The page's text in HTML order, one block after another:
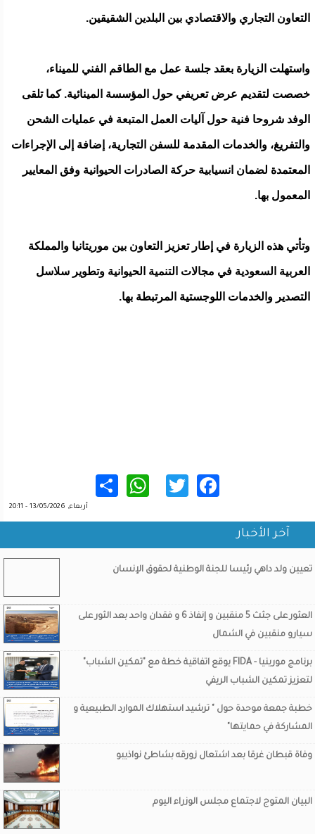
التعاون التجاري والاقتصادي بين البلدين الشقيقين.
واستهلت الزيارة بعقد جلسة عمل مع الطاقم الفني للميناء،
خصصت لتقديم عرض تعريفي حول المؤسسة المينائية. كما تلقى
الوفد شروحا فنية حول آليات العمل المتبعة في عمليات الشحن
والتفريغ، والخدمات المقدمة للسفن التجارية، إضافة إلى الإجراءات
المعتمدة لضمان انسيابية حركة الصادرات الحيوانية وفق المعايير
المعمول بها.
وتأتي هذه الزيارة في إطار تعزيز التعاون بين موريتانيا والمملكة
العربية السعودية في مجالات التنمية الحيوانية وتطوير سلاسل
التصدير والخدمات اللوجستية المرتبطة بها.
Facebook
Twitter
WhatsApp
أربعاء, 13/05/2026 - 20:11
آخر الأخبار
تعيين ولد داهي رئيسا للجنة الوطنية لحقوق الإنسان
العثور على جثث 5 منقبين و إنفاذ 6 و فقدان واحد بعد الثور على
سيارو منقبين في الشمال
برنامج مورينيا - FIDA يوقع اتفاقية خطة مع "تمكين الشباب"
لتعزيز تمكين الشباب الريفي
خطبة جمعة موحدة حول " ترشيد استهلاك الموارد الطبيعية و
المشاركة في حمايتها"
وفاة قبطان غرقا بعد اشتعال زورقه بشاطئ نواذيبو
البيان المتوج لاجتماع مجلس الوزراء اليوم